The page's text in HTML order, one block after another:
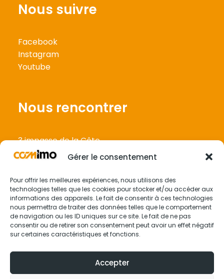
Gérer le consentement
Pour offrir les meilleures expériences, nous utilisons des
technologies telles que les cookies pour stocker et/ou accéder aux
informations des appareils. Le fait de consentir à ces technologies
nous permettra de traiter des données telles que le comportement
de navigation ou les ID uniques sur ce site. Le fait de ne pas
consentir ou de retirer son consentement peut avoir un effet négatif
sur certaines caractéristiques et fonctions.
Accepter
Nous suivre
Facebook
Instagram
Youtube
Nous rencontrer
3 impasse de la Côte,
57160 Lessy
Nous contacter
contact@comimo.fr
06 34 12 22 30